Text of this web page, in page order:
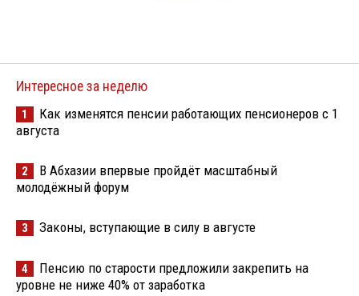
Интересное за неделю
1
Как изменятся пенсии работающих пенсионеров с 1
августа
2
В Абхазии впервые пройдёт масштабный
молодёжный форум
3 Законы, вступающие в силу в августе
4
Пенсию по старости предложили закрепить на
уровне не ниже 40% от заработка